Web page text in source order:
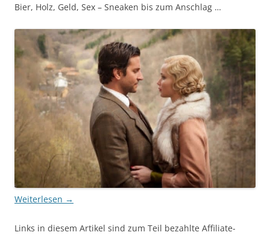
Bier, Holz, Geld, Sex – Sneaken bis zum Anschlag …
Weiterlesen →
Links in diesem Artikel sind zum Teil bezahlte Affiliate-